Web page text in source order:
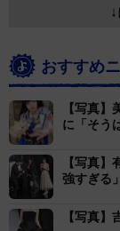
おすすめ
【写真
に「そう
【写真
強すぎる
【写真